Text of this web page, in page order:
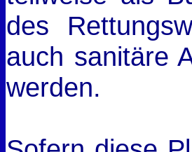
des
auch sanitäre
werden.